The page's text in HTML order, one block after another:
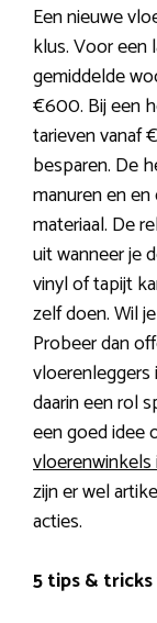
Een nieuwe
klus. Voor een
gemiddelde
€600. Bij een
tarieven vanaf
besparen. De
manuren en
materiaal. De
uit wanneer je
vinyl of tapijt
zelf doen. Wil
Probeer dan
daarin een rol
een goed idee
zijn er wel
acties.
5 tips &